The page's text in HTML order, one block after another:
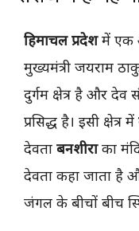
हिमाचल प्रदेशमें एक
मुख्यमंत्री जयराम
दुर्गम क्षेत्र है और
प्रसिद्ध है। इसी क्षेत्र में
देवता बनशीराका
देवता कहा जाता है
जंगल के बीचों बीच